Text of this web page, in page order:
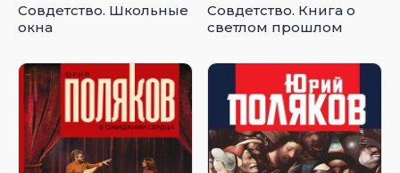
Совдетство. Школьные
окна
Совдетство. Книга о
светлом прошлом